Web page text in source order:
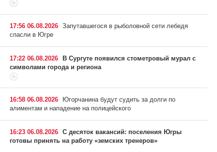
17:56 06.08.2026 Запутавшегося в рыболовной сети лебедя
спасли в Югре
17:22 06.08.2026 В Сургуте появился стометровый мурал с
символами города и региона
16:58 06.08.2026
Югорчанина будут судить за долги по
алиментам и нападение на полицейского
16:23 06.08.2026 С десяток вакансий: поселения Югры
готовы принять на работу «земских тренеров»